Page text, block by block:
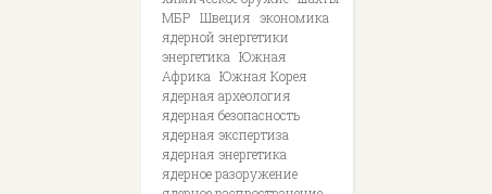
МБР Швеция экономика
ядерной энергетики
энергетика Южная
Африка Южная Корея
ядерная археология
ядерная безопасность
ядерная экспертиза
ядерная энергетика
ядерное разоружение